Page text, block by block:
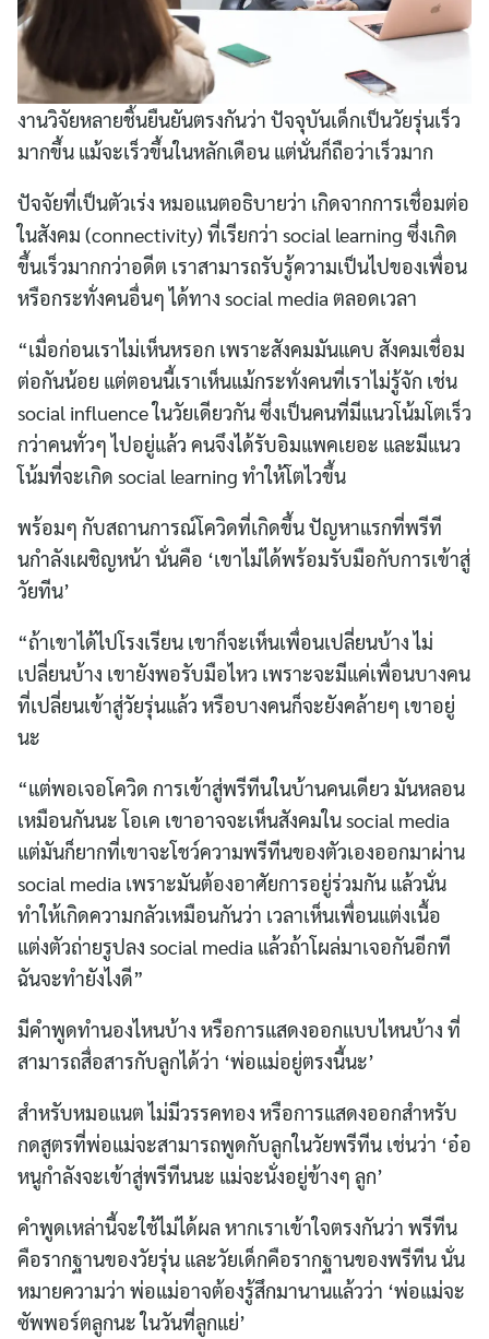
งานวิจัยหลายชิ้นยืนยันตรงกันว่า ปัจจุบันเด็กเป็นวัยรุ่นเร็ว
มากขึ้น แม้จะเร็วขึ้นในหลักเดือน แต่นั่นก็ถือว่าเร็วมาก
ปัจจัยที่เป็นตัวเร่ง หมอแนตอธิบายว่า เกิดจากการเชื่อมต่อ
ในสังคม (connectivity) ที่เรียกว่า social learning ซึ่งเกิด
ขึ้นเร็วมากกว่าอดีต เราสามารถรับรู้ความเป็นไปของเพื่อน
หรือกระทั่งคนอื่นๆ ได้ทาง social media ตลอดเวลา
“เมื่อก่อนเราไม่เห็นหรอก เพราะสังคมมันแคบ สังคมเชื่อม
ต่อกันน้อย แต่ตอนนี้เราเห็นแม้กระทั่งคนที่เราไม่รู้จัก เช่น
social influence ในวัยเดียวกัน ซึ่งเป็นคนที่มีแนวโน้มโตเร็ว
กว่าคนทั่วๆ ไปอยู่แล้ว คนจึงได้รับอิมแพคเยอะ และมีแนว
โน้มที่จะเกิด social learning ทำให้โตไวขึ้น
พร้อมๆ กับสถานการณ์โควิดที่เกิดขึ้น ปัญหาแรกที่พรีที
นกำลังเผชิญหน้า นั่นคือ ‘เขาไม่ได้พร้อมรับมือกับการเข้าสู่
วัยทีน’
“ถ้าเขาได้ไปโรงเรียน เขาก็จะเห็นเพื่อนเปลี่ยนบ้าง ไม่
เปลี่ยนบ้าง เขายังพอรับมือไหว เพราะจะมีแค่เพื่อนบางคน
ที่เปลี่ยนเข้าสู่วัยรุ่นแล้ว หรือบางคนก็จะยังคล้ายๆ เขาอยู่
นะ
“แต่พอเจอโควิด การเข้าสู่พรีทีนในบ้านคนเดียว มันหลอน
เหมือนกันนะ โอเค เขาอาจจะเห็นสังคมใน social media
แต่มันก็ยากที่เขาจะโชว์ความพรีทีนของตัวเองออกมาผ่าน
social media เพราะมันต้องอาศัยการอยู่ร่วมกัน แล้วนั่น
ทำให้เกิดความกลัวเหมือนกันว่า เวลาเห็นเพื่อนแต่งเนื้อ
แต่งตัวถ่ายรูปลง social media แล้วถ้าโผล่มาเจอกันอีกที
ฉันจะทำยังไงดี”
มีคำพูดทำนองไหนบ้าง หรือการแสดงออกแบบไหนบ้าง ที่
สามารถสื่อสารกับลูกได้ว่า ‘พ่อแม่อยู่ตรงนี้นะ’
สำหรับหมอแนต ไม่มีวรรคทอง หรือการแสดงออกสำหรับ
กดสูตรที่พ่อแม่จะสามารถพูดกับลูกในวัยพรีทีน เช่นว่า ‘อ๋อ
หนูกำลังจะเข้าสู่พรีทีนนะ แม่จะนั่งอยู่ข้างๆ ลูก’
คำพูดเหล่านี้จะใช้ไม่ได้ผล หากเราเข้าใจตรงกันว่า พรีทีน
คือรากฐานของวัยรุ่น และวัยเด็กคือรากฐานของพรีทีน นั่น
หมายความว่า พ่อแม่อาจต้องรู้สึกมานานแล้วว่า ‘พ่อแม่จะ
ซัพพอร์ตลูกนะ ในวันที่ลูกแย่’